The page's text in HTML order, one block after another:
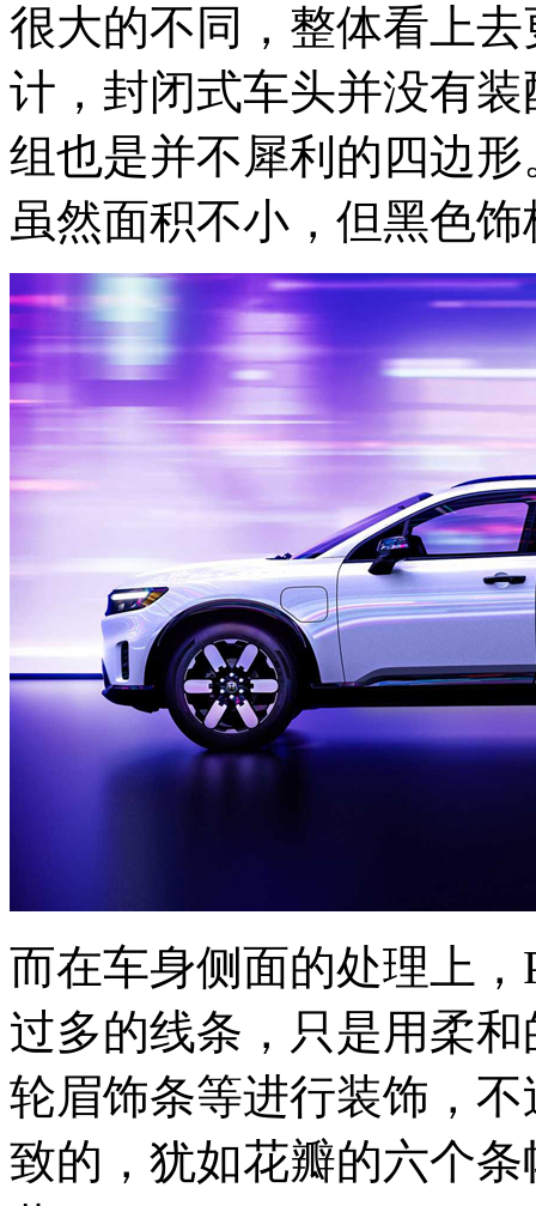
很大的不同，整体看上
计，封闭式车头并没有
组也是并不犀利的四边
虽然面积不小，但黑色
而在车身侧面的处理上
过多的线条，只是用柔
轮眉饰条等进行装饰，
致的，犹如花瓣的六个